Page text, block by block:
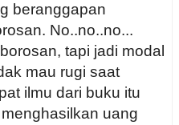
beranggapan
No..no..no...
tapi jadi modal
mau rugi saat
ilmu dari buku itu
uang